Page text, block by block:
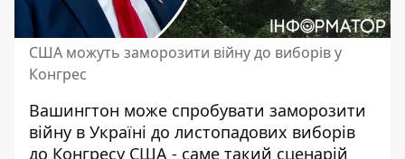
США можуть заморозити війну до виборів у
Конгрес
Вашингтон може спробувати заморозити
війну в Україні до листопадових виборів
до Конгресу США - саме такий сценарій